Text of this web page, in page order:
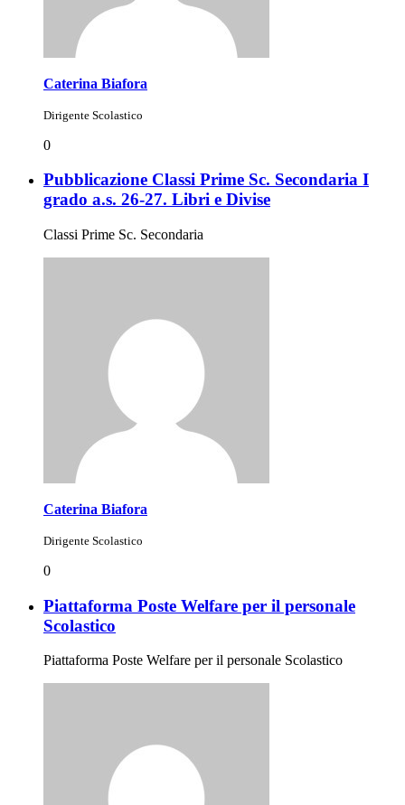
Caterina Biafora
Dirigente Scolastico
0
Pubblicazione Classi Prime Sc. Secondaria I
grado a.s. 26-27. Libri e Divise
Classi Prime Sc. Secondaria
Caterina Biafora
Dirigente Scolastico
0
Piattaforma Poste Welfare per il personale
Scolastico
Piattaforma Poste Welfare per il personale Scolastico